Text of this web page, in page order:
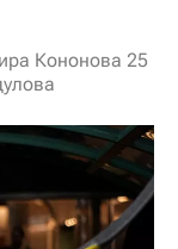
Кононова 25